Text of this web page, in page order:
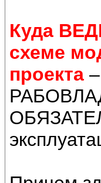
Куда
схеме
проекта